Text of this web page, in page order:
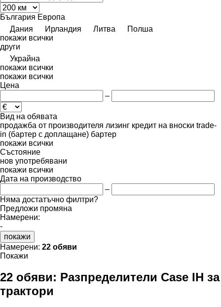
България Европа
Дания
Ирландия Литва
Полша
покажи всички
други
Украйна
покажи всички
покажи всички
Цена
–
Вид на обявата
продажба от производителя лизинг кредит на вноски trade-
in (бартер с доплащане) бартер
покажи всички
Състояние
нов употребявани
покажи всички
Дата на производство
–
Няма достатъчно филтри?
Предложи промяна
Намерени:
-
покажи
Намерени: 22 обяви
Покажи
22 обяви: Разпределители Case IH за
трактори